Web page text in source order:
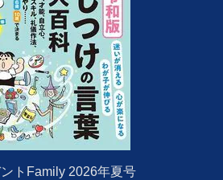
トFamily 2026年夏号